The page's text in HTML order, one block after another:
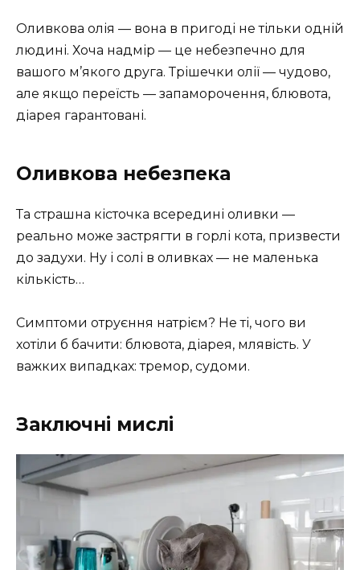
Оливкова олія — вона в пригоді не тільки одній
людині. Хоча надмір — це небезпечно для
вашого м’якого друга. Трішечки олії — чудово,
але якщо переїсть — запаморочення, блювота,
діарея гарантовані.
Оливкова небезпека
Та страшна кісточка всередині оливки —
реально може застрягти в горлі кота, призвести
до задухи. Ну і солі в оливках — не маленька
кількість…
Симптоми отруєння натрієм? Не ті, чого ви
хотіли б бачити: блювота, діарея, млявість. У
важких випадках: тремор, судоми.
Заключні мислі